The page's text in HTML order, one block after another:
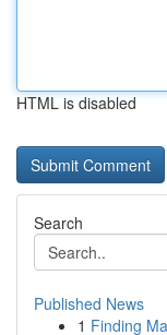
HTML is disabled
Search
Published News
1 Finding